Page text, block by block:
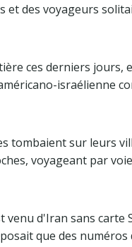
et des voyageurs
ces derniers jours,
israélienne
tombaient sur leurs
voyageant par
venu d'Iran sans carte
que des